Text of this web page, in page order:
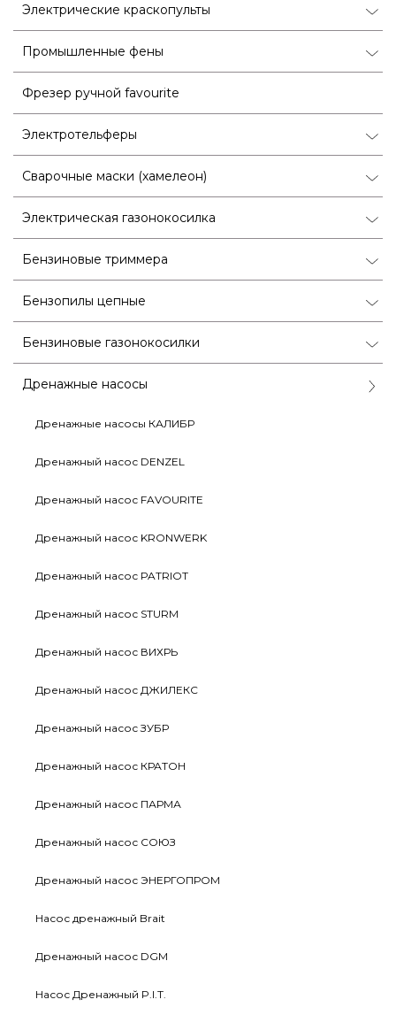
Электрические краскопульты
Промышленные фены
Фрезер ручной favourite
Электротельферы
Сварочные маски (хамелеон)
Электрическая газонокосилка
Бензиновые триммера
Бензопилы цепные
Бензиновые газонокосилки
Дренажные насосы
Дренажные насосы КАЛИБР
Дренажный насос DENZEL
Дренажный насос FAVOURITE
Дренажный насос KRONWERK
Дренажный насос PATRIOT
Дренажный насос STURM
Дренажный насос ВИХРЬ
Дренажный насос ДЖИЛЕКС
Дренажный насос ЗУБР
Дренажный насос КРАТОН
Дренажный насос ПАРМА
Дренажный насос СОЮЗ
Дренажный насос ЭНЕРГОПРОМ
Насос дренажный Brait
Дренажный насос DGM
Насос Дренажный P.I.T.